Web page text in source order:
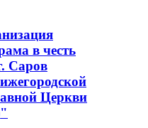
в честь
Саров
Церкви